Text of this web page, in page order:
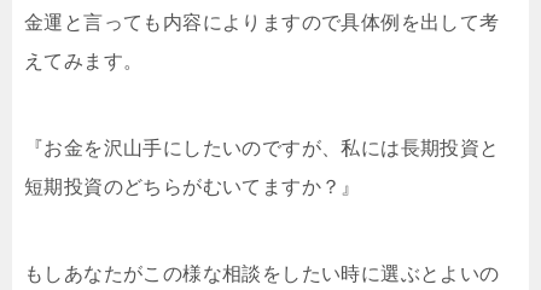
金運と言っても内容によりますので具体例を出して考
えてみます。
『お金を沢山手にしたいのですが、私には長期投資と
短期投資のどちらがむいてますか？』
もしあなたがこの様な相談をしたい時に選ぶとよいの